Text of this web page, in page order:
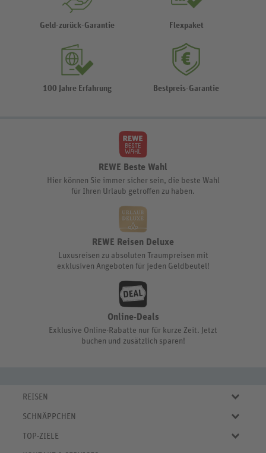
Geld-zurück-Garantie Flexpaket
100 Jahre Erfahrung Bestpreis-Garantie
REWE Beste Wahl
Hier können Sie immer sicher sein, die beste Wahl
für Ihren Urlaub getroffen zu haben.
REWE Reisen Deluxe
Luxusreisen zu absoluten Traumpreisen mit
exklusiven Angeboten für jeden Geldbeutel!
Online-Deals
Exklusive Online-Rabatte nur für kurze Zeit. Jetzt
buchen und zusätzlich sparen!
REISEN
Eigene Anreise
Städtereisen
SCHNÄPPCHEN
Aktuelle Reiseangebote
TOP-ZIELE
Urlaub in Deutschland